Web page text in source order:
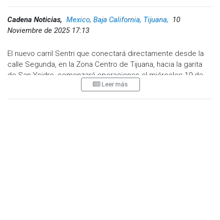
Cadena Noticias, Mexico, Baja California, Tijuana,
10
Noviembre de 2025 17:13
El nuevo carril Sentri que conectará directamente desde la
calle Segunda, en la Zona Centro de Tijuana, hacia la garita
de San Ysidro, comenzará operaciones el miércoles 19 de
noviembre, tras la reunión sostenida entre el alcalde Ismael
Leer más